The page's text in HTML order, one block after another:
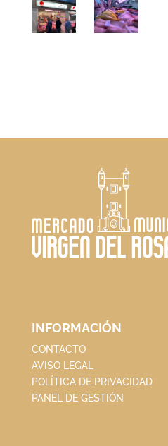
INFORMACIÓN
CONTACTO
AVISO LEGAL
POLÍTICA DE PRIVACIDAD
PANEL DE GESTIÓN